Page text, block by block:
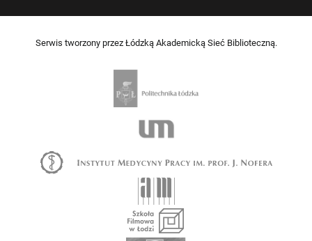
Serwis tworzony przez Łódzką Akademicką Sieć Biblioteczną.